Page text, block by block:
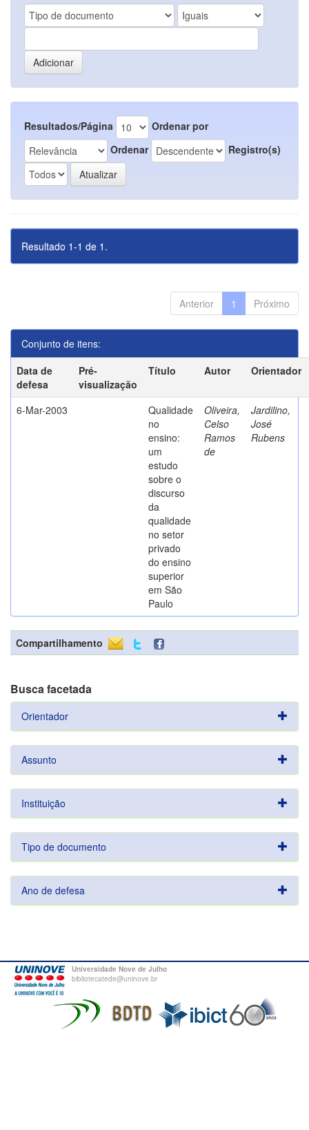
Resultados/Página
Ordenar por
Ordenar
Registro(s)
Resultado 1-1 de 1.
Anterior 1 Próximo
Conjunto de itens:
Data de
defesa
Pré-
visualização
Título Autor Orientador
6-Mar-2003
Qualidade
no
ensino:
um
estudo
sobre o
discurso
da
qualidade
no setor
privado
do ensino
superior
em São
Paulo
Oliveira,
Celso
Ramos
de
Jardilino,
José
Rubens
Compartilhamento
Busca facetada
Orientador
Assunto
Instituição
Tipo de documento
Ano de defesa
Universidade Nove de Julho
bibliotecatede@uninove.br